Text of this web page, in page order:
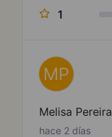
1
MP
Melisa Pereira
hace 2 días